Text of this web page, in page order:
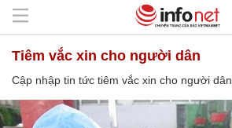
tiêm vắc xin cho người dân
Cập nhập tin tức tiêm vắc xin cho người dân